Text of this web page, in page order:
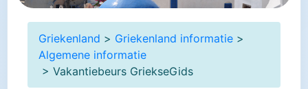
Griekenland > Griekenland informatie >
Algemene informatie
> Vakantiebeurs GriekseGids